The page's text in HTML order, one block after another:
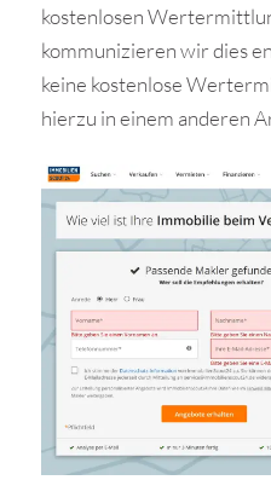
kostenlosen
kommunizieren wir dies
keine kostenlose
hierzu in einem anderen